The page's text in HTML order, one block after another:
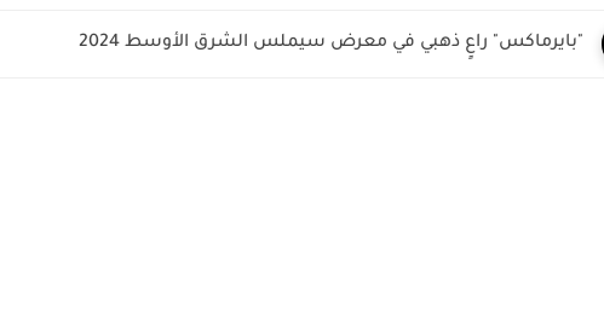
"بايرماكس" راعٍ ذهبي في معرض سيملس الشرق الأوسط 2024